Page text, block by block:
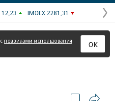
12,23 IMOEX 2281,31
правилами использования
ОК